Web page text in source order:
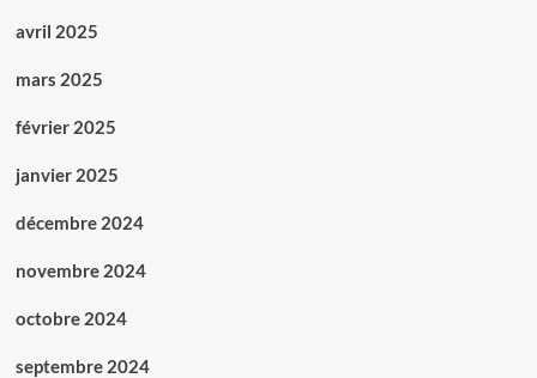
avril 2025
mars 2025
février 2025
janvier 2025
décembre 2024
novembre 2024
octobre 2024
septembre 2024